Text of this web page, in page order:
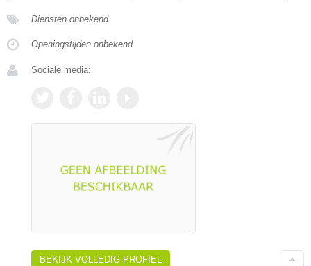
Diensten onbekend
Openingstijden onbekend
Sociale media:
BEKIJK VOLLEDIG PROFIEL